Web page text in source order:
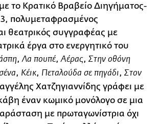
το Κρατικό Βραβείο Διηγήματος-
πολυμεταφρασμένος
θεατρικός συγγραφέας με
έργα στο ενεργητικό του
, Λα πουπέ, Αέρας, Στην οθόνη
, Κέικ, Πεταλούδα σε πηγάδι, Στον
Χατζηγιαννίδης γράφει με
έναν κωμικό μονόλογο σε μια
με πρωταγωνίστρια όχι